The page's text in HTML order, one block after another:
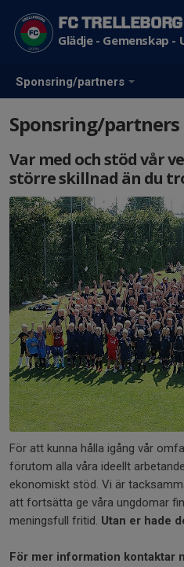
Sponsring/partners
FC TRELLEBORG
Glädje - Gemenskap -
Sponsring/partners
Var med och stöd vår
större skillnad än du
För att kunna hålla igång vår
förutom alla våra ideellt
ekonomiskt stöd. Vi är
att fortsätta ge våra ungdomar
meningsfull fritid. Utan er hade
För mer information kontaktar